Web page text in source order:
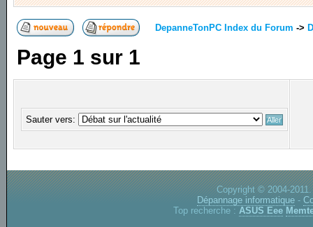
DepanneTonPC Index du Forum ->
Page 1 sur 1
Sauter vers:
Copyright © 2004-
Dépannage informatique -
Top recherche : ASUS Eee